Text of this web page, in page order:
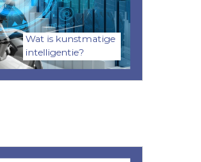
Wat is kunstmatige
intelligentie?